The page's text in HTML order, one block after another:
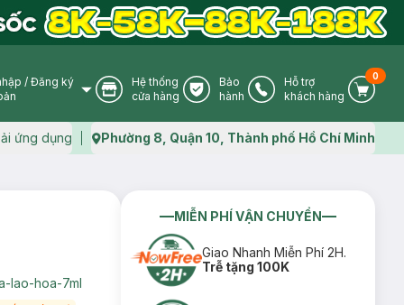
User Icon
/ Đăng ký
Store Icon
Hệ thống
cửa hàng
Warranty Icon
Bảo
hành
Phone Icon
Hỗ trợ
khách hàng
Cart
0
ứng dụng Map icon
Phường 8, Quận 10, Thành phố Hồ Chí Minh
lao-hoa-7ml
MIỄN PHÍ VẬN CHUYỂN
Giao Nhanh Miễn Phí 2H.
Trễ tặng 100K